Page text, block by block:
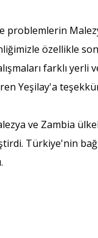
problemlerin
özellikle
farklı yerli
Yeşilay'a
ve Zambia
Türkiye'nin